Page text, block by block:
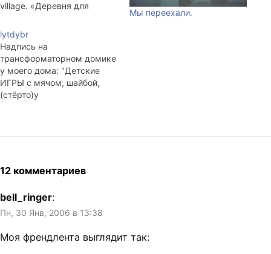
village. «Деревня для
перевести буквально. На
деле это несколько
продолговатых
многоквартирных
приземистых домов. Почти
каждый вечер,
возвращаясь с работы, я
дверями. Рядом с одной из
Мы переехали.
lytdybr
Надпись на
трансформаторном домике
у моего дома: "Детские
ИГРЫ с мячом, шайбой,
(стёрто)у
двери подъезда, там стоит
пьяный мужик с
полиэтиленовм пакетиком,
видно только-только из
магазина вернулся,
комбинацию цифр на
12 комментариев
bell_ringer:
Пн, 30 Янв, 2006 в 13:38
Моя френдлента выглядит так: